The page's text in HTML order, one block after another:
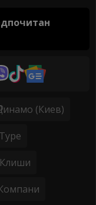
(Киев)